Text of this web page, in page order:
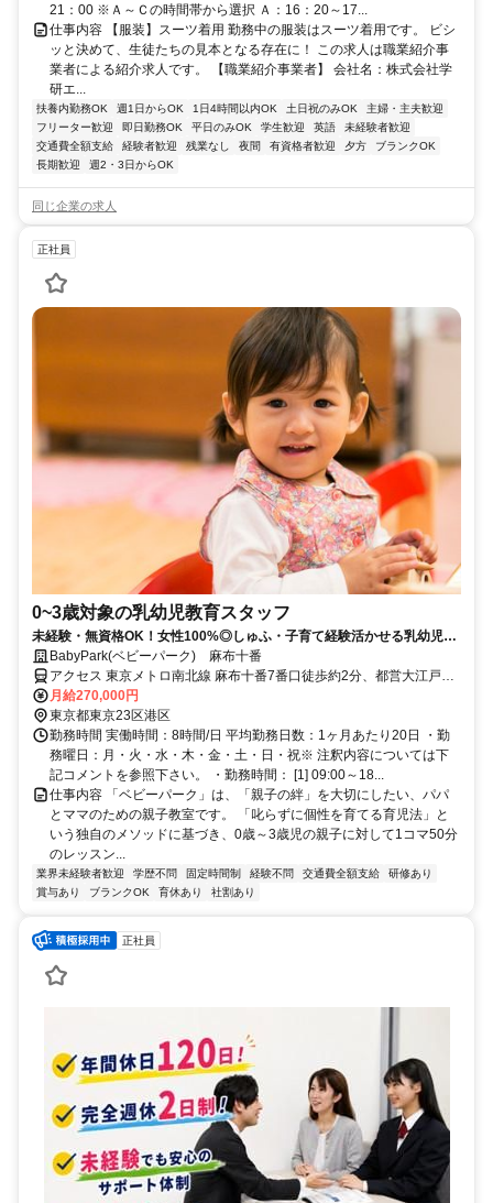
21：00 ※Ａ～Ｃの時間帯から選択 Ａ：16：20～17...
仕事内容 【服装】スーツ着用 勤務中の服装はスーツ着用です。 ビシ
ッと決めて、生徒たちの見本となる存在に！ この求人は職業紹介事
業者による紹介求人です。 【職業紹介事業者】 会社名：株式会社学
研エ...
扶養内勤務OK 週1日からOK 1日4時間以内OK 土日祝のみOK
主婦・主夫歓迎
フリーター歓迎
即日勤務OK 平日のみOK 学生歓迎 英語
未経験者歓迎
交通費全額支給
経験者歓迎 残業なし 夜間 有資格者歓迎 夕方
ブランクOK
長期歓迎
週2・3日からOK
同じ企業の求人
正社員
0~3歳対象の乳幼児教育スタッフ
未経験・無資格OK！女性100%◎しゅふ・子育て経験活かせる乳幼児教
育スタッフ
BabyPark(ベビーパーク) 麻布十番
アクセス 東京メトロ南北線 麻布十番7番口徒歩約2分、都営大江戸線
麻布十番7番口徒歩約2分、東京メトロ日比谷線 六本木1c口徒歩約12
分
月給270,000円
東京都東京23区港区
勤務時間 実働時間：8時間/日 平均勤務日数：1ヶ月あたり20日 ・勤
務曜日：月・火・水・木・金・土・日・祝※ 注釈内容については下
記コメントを参照下さい。 ・勤務時間： [1] 09:00～18...
仕事内容 「ベビーパーク」は、「親子の絆」を大切にしたい、パパ
とママのための親子教室です。 「叱らずに個性を育てる育児法」と
いう独自のメソッドに基づき、0歳～3歳児の親子に対して1コマ50分
のレッスン...
業界未経験者歓迎 学歴不問 固定時間制 経験不問 交通費全額支給
研修あり
賞与あり
ブランクOK 育休あり 社割あり
正社員